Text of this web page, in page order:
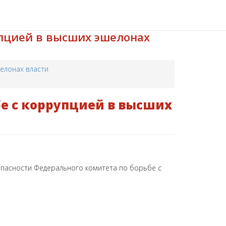
в высших эшелонах
власти
с коррупцией в высших
Федерального комитета по борьбе с